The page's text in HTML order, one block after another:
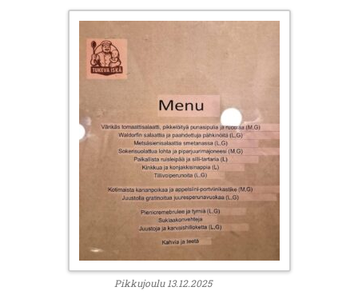
Pikkujoulu 13.12.2025